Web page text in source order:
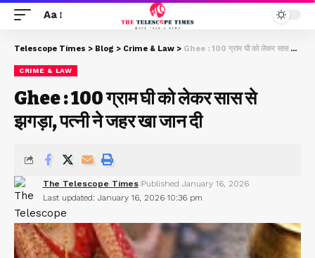
Aa
Telescope Times > Blog > Crime & Law > Ghee : 100 ग्राम घी को लेकर सास से झगड़ा, पत्नी ने जहर खा जान दी
CRIME & LAW
Ghee : 100 ग्राम घी को लेकर सास से
झगड़ा, पत्नी ने जहर खा जान दी
Last updated: January 16, 2026 10:36 pm
The Telescope Times Published January 16, 2026